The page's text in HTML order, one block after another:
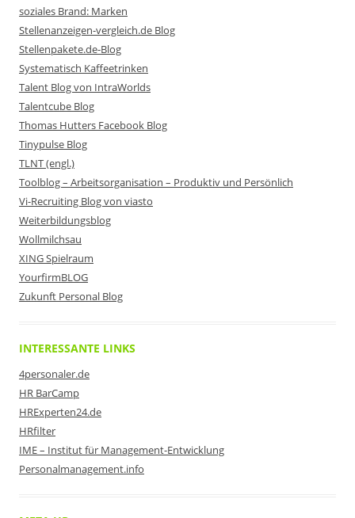
soziales Brand: Marken
Stellenanzeigen-vergleich.de Blog
Stellenpakete.de-Blog
Systematisch Kaffeetrinken
Talent Blog von IntraWorlds
Talentcube Blog
Thomas Hutters Facebook Blog
Tinypulse Blog
TLNT (engl.)
Toolblog – Arbeitsorganisation – Produktiv und Persönlich
Vi-Recruiting Blog von viasto
Weiterbildungsblog
Wollmilchsau
XING Spielraum
YourfirmBLOG
Zukunft Personal Blog
INTERESSANTE LINKS
4personaler.de
HR BarCamp
HRExperten24.de
HRfilter
IME – Institut für Management-Entwicklung
Personalmanagement.info